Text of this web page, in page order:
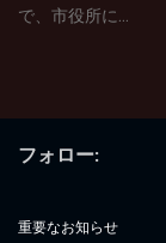
で、市役所に...
フォロー:
重要なお知らせ